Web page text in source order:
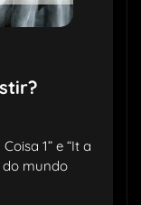
1” e “It a
do mundo